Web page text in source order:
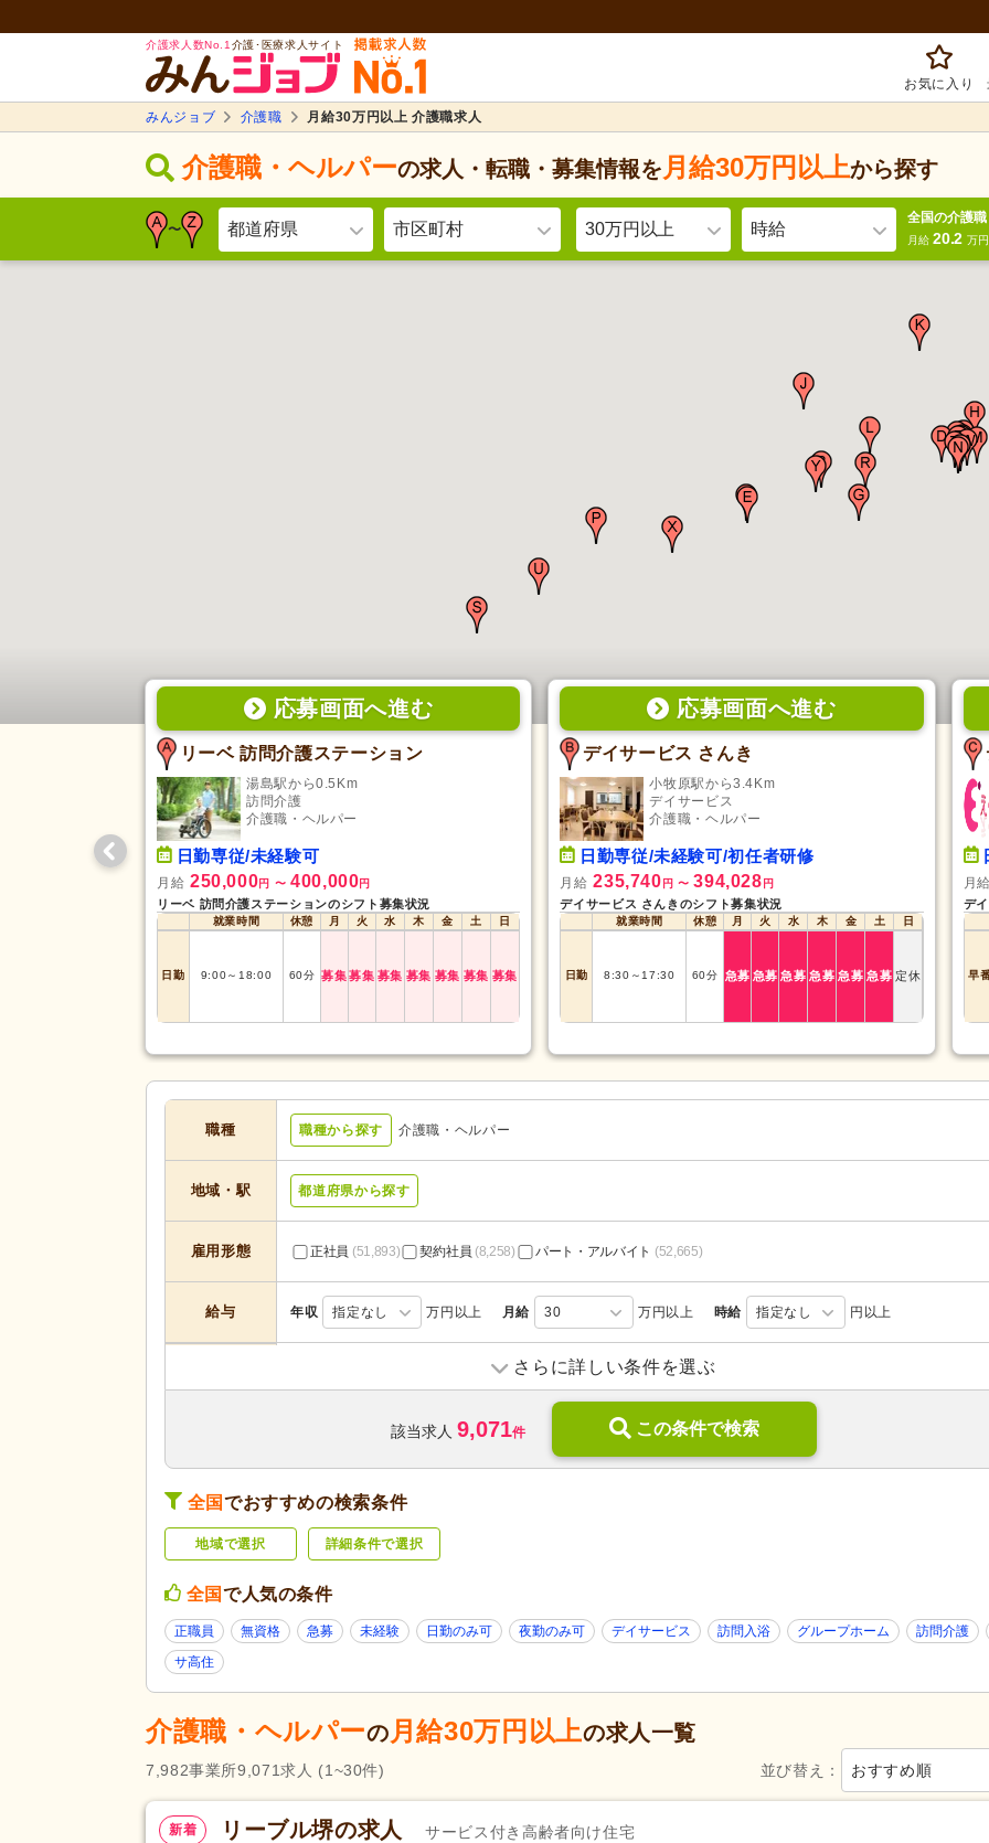
介護求人数No.1 介護･医療求人サイト
お気に入り
みんジョブ 介護職 月給30万円以上 介護職求人
介護職・ヘルパーの求人・転職・募集情報を 月給30万円以上から探す
〜 都道府県 市区町村 30万円以上 時給
全国の介護
月給 20.2万円
応募画面へ進む
リーベ 訪問介護ステーション
湯島駅から0.5Km
訪問介護
介護職・ヘルパー
日勤専従/未経験可
月給 250,000円 〜 400,000円
リーベ 訪問介護ステーションのシフト募集状況
就業時間 休憩 月 火 水 木 金 土 日
日勤 9:00～ 18:00 60分 募集募集 募集 募集 募集 募集 募集
応募画面へ進む
デイサービス さんき
小牧原駅から3.4Km
デイサービス
介護職・ヘルパー
日勤専従/未経験可/初任者研修
月給 235,740 円 〜 394,028 円
デイサービス さんきのシフト募集状況
就業時間 休憩 月 火 水 木 金 土 日
日勤 8:30 ～ 17:30 60分 急募 急募 急募 急募 急募 急募 定休
月給
デ
早
職種 職種から探す 介護職・ヘルパー
地域・駅 都道府県から探す
雇用形態 正社員 (51,893) 契約社員 (8,258) パート・アルバイト (52,665)
給与 年収 指定なし 万円以上 月給 30 万円以上 時給 指定なし 円以上
サービスの種
訪問介護 (15,988)
定期巡回・随時対応型(652) デイサービス(23,548) デイケア(2,853)
小規模多機能型居宅介護 (4,190) ショートステイ(3,633)
サービス付き高齢者向け住宅(5,365) ケアハウス
高齢者住宅(375)
養護老人ホーム (398)
障がい者支援
応募条件・こ
だわり
未経験可(90,602) 新規オープン(1,491) 無資格可(43,029)
学生可(4,101) 新卒可(82,649) 子育てママパパ活躍(88,410)
40代活躍 (88,767) 50代活躍(87,700)
ハローワーク求人を除く
掲載24時間以内 掲載3日以内
さらに詳しい条件を選ぶ
該当求人 9,071件 この条件で検索
全国でおすすめの検索条件
地域で選択 詳細条件で選択
全国で人気の条件
正職員 無資格 急募 未経験 日勤のみ可 夜勤のみ可 デイサービス 訪問入浴 グループホーム 訪問介護
サ高住
介護職・ヘルパーの 月給30万円以上の求人一覧
並び替え： おすすめ順
7,982事業所9,071求人 (1~30件)
新着 リーブル堺の求人 サービス付き高齢者向け住宅